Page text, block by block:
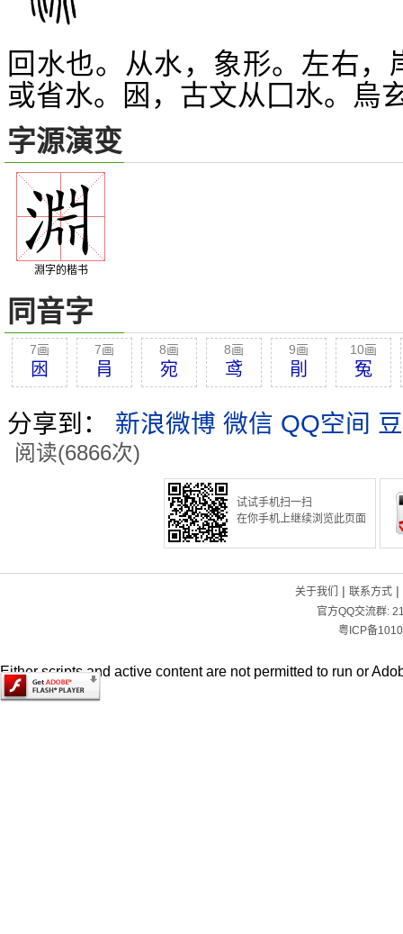
回水也。从水，象形。左右，
或省水。囦，古文从囗水。烏
字源演变
淵字的楷书
同音字
7画
囦
7画
肙
8画
宛
8画
鸢
9画
剈
10画
冤
分享到： 新浪微博 微信 QQ空间
阅读(6866次)
试试手机扫一扫
在你手机上继续浏览此页面
关于我们 | 联系方式|
官方QQ交流群:
粤ICP备
Either scripts and active content are not permitted to run or